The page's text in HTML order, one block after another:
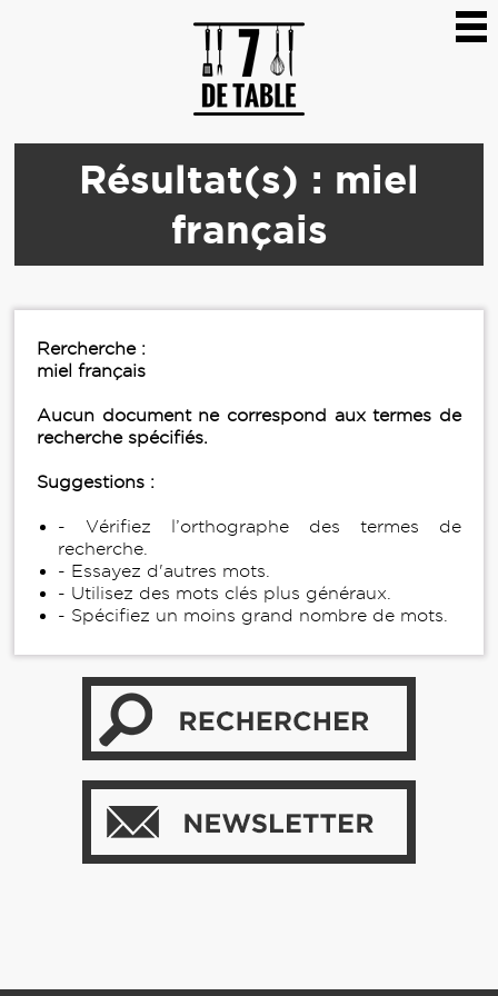
Résultat(s) : miel
français
Rercherche :
miel français
Aucun document ne correspond aux termes de
recherche spécifiés.
Suggestions :
- Vérifiez l’orthographe des termes de
recherche.
- Essayez d'autres mots.
- Utilisez des mots clés plus généraux.
- Spécifiez un moins grand nombre de mots.